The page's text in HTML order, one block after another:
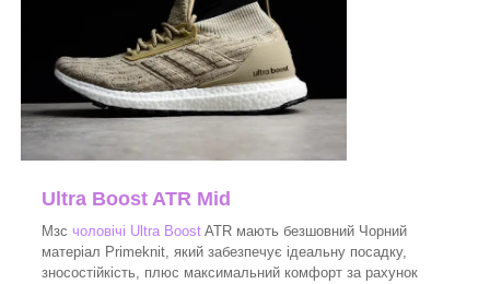
Ultra Boost ATR Mid
Мзс чоловічі Ultra Boost ATR мають безшовний Чорний
матеріал Primeknit, який забезпечує ідеальну посадку,
зносостійкість, плюс максимальний комфорт за рахунок